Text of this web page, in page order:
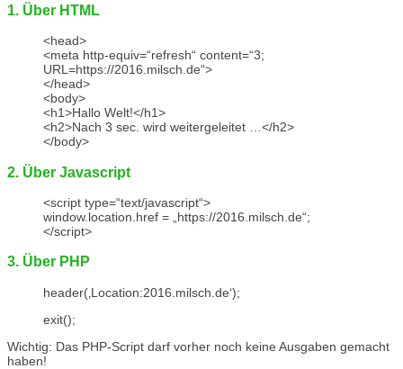
1. Über HTML
<head>
<meta http-equiv=“refresh“ content=“3;
URL=https://2016.milsch.de“>
</head>
<body>
<h1>Hallo Welt!</h1>
<h2>Nach 3 sec. wird weitergeleitet …</h2>
</body>
2. Über Javascript
<script type=“text/javascript“>
window.location.href = „https://2016.milsch.de“;
</script>
3. Über PHP
header(‚Location:2016.milsch.de‘);
exit();
Wichtig: Das PHP-Script darf vorher noch keine Ausgaben gemacht
haben!